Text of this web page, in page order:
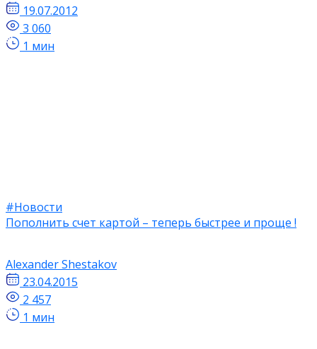
19.07.2012
3 060
1 мин
#Новости
Пополнить счет картой – теперь быстрее и проще !
Alexander Shestakov
23.04.2015
2 457
1 мин